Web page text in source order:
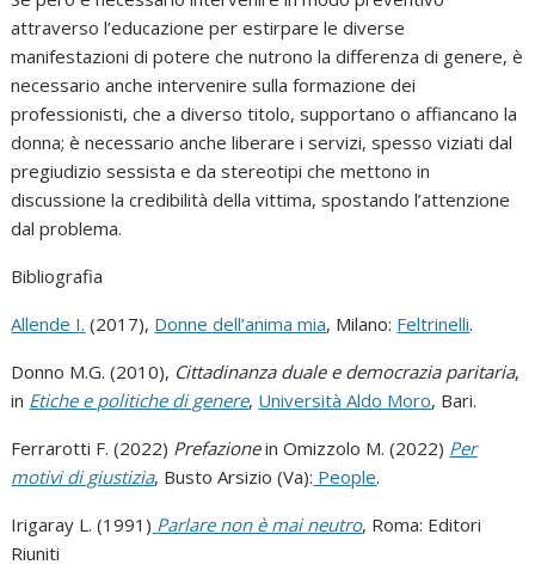
attraverso l’educazione per estirpare le diverse
manifestazioni di potere che nutrono la differenza di genere, è
necessario anche intervenire sulla formazione dei
professionisti, che a diverso titolo, supportano o affiancano la
donna; è necessario anche liberare i servizi, spesso viziati dal
pregiudizio sessista e da stereotipi che mettono in
discussione la credibilità della vittima, spostando l’attenzione
dal problema.
Bibliografia
Allende I. (2017), Donne dell’anima mia, Milano: Feltrinelli.
Donno M.G. (2010), Cittadinanza duale e democrazia paritaria,
in Etiche e politiche di genere, Università Aldo Moro, Bari.
Ferrarotti F. (2022) Prefazionein Omizzolo M. (2022) Per
motivi di giustizia, Busto Arsizio (Va): People.
Irigaray L. (1991) Parlare non è mai neutro, Roma: Editori
Riuniti